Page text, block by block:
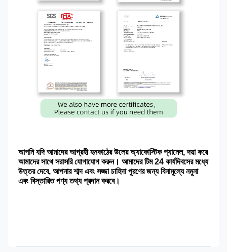
আপনি যদি আমাদের আগ্রহী হনকাঠের উলের অ্যাকোস্টিক প্যানেল, দয়া করে
আমাদের সাথে সরাসরি যোগাযোগ করুন। আমাদের টিম 24 কার্যদিবসের মধ্যে
উত্তর দেবে, আপনার শাব্দ এবং সজ্জা চাহিদা পূরণের জন্য বিনামূল্যে নমুনা
এবং বিস্তারিত পণ্য তথ্য প্রদান করবে।